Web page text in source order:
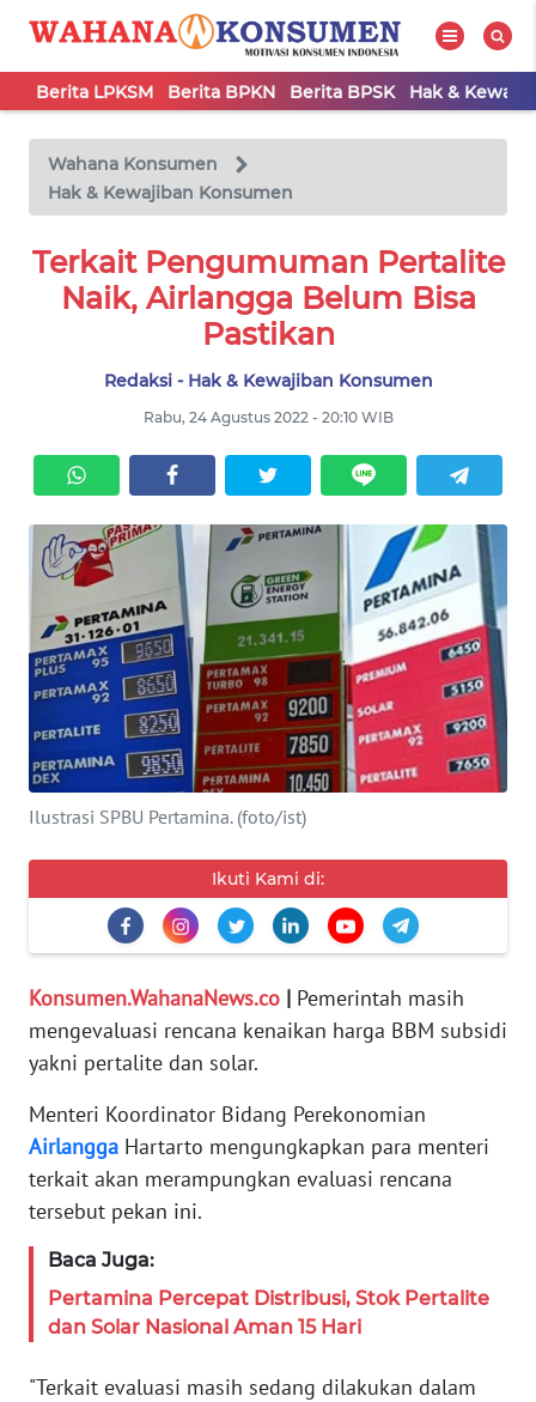
Berita LPKSM Berita BPKN Berita BPSK Hak &
Wahana Konsumen
Hak & Kewajiban Konsumen
Terkait Pengumuman Pertalite
Naik, Airlangga Belum Bisa
Pastikan
Redaksi - Hak & Kewajiban Konsumen
Rabu, 24 Agustus 2022 - 20:10 WIB
Ilustrasi SPBU Pertamina. (foto/ist)
Ikuti Kami di:
Konsumen.WahanaNews.co | Pemerintah masih
mengevaluasi rencana kenaikan harga BBM subsidi
yakni pertalite dan solar.
Menteri Koordinator Bidang Perekonomian
Airlangga Hartarto mengungkapkan para menteri
terkait akan merampungkan evaluasi rencana
tersebut pekan ini.
Baca Juga:
Pertamina Percepat Distribusi, Stok Pertalite
dan Solar Nasional Aman 15 Hari
"Terkait evaluasi masih sedang dilakukan dalam
TV
Tutup
LPKSM
KEWAJIBAN
KONSUMEN
WAHANA
ADVOKAT
OPINI
NET
FORWAMKI
WALINKI
INDEKS
BERITA
KAMI
INFO